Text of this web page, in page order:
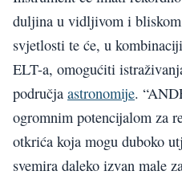
duljina u vidljivom i
svjetlosti te će, u
ELT-a, omogućiti
područja astronomije.
ogromnim potencijalom za
otkrića koja mogu duboko
svemira daleko izvan male